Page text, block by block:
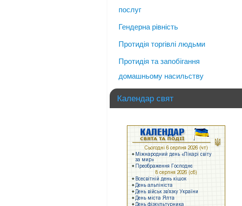
послуг
Гендерна рівність
Протидія торгівлі людьми
Протидія та запобігання
домашньому насильству
Календар свят